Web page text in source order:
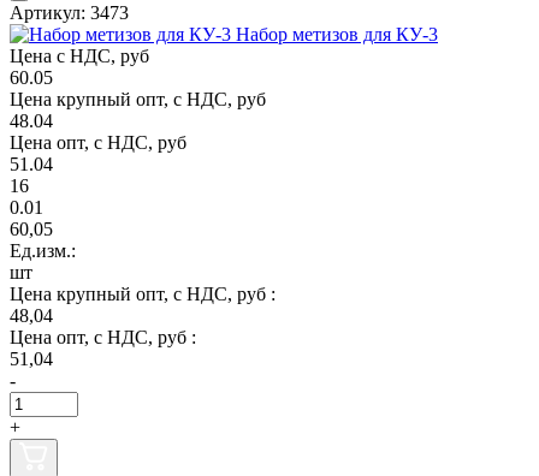
Артикул: 3473
Набор метизов для КУ-3
Цена с НДС, руб
60.05
Цена крупный опт, с НДС, руб
48.04
Цена опт, с НДС, руб
51.04
16
0.01
60,05
Ед.изм.:
шт
Цена крупный опт, с НДС, руб :
48,04
Цена опт, с НДС, руб :
51,04
-
+